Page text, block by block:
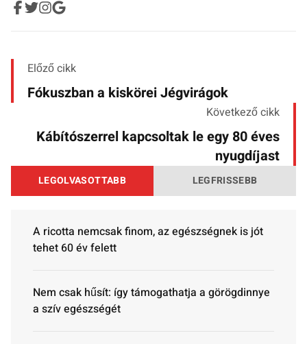
Előző cikk
Fókuszban a kiskörei Jégvirágok
Következő cikk
Kábítószerrel kapcsoltak le egy 80 éves
nyugdíjast
LEGOLVASOTTABB LEGFRISSEBB
A ricotta nemcsak finom, az egészségnek is jót
tehet 60 év felett
Nem csak hűsít: így támogathatja a görögdinnye
a szív egészségét